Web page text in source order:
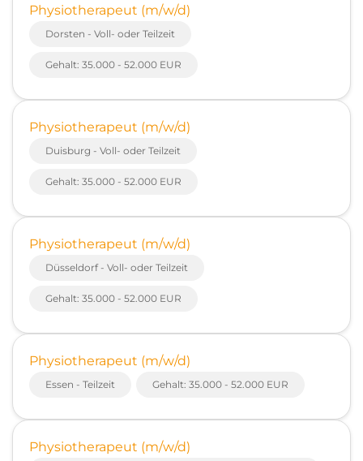
Physiotherapeut (m/w/d)
Dorsten - Voll- oder Teilzeit
Gehalt: 35.000 - 52.000 EUR
Physiotherapeut (m/w/d)
Duisburg - Voll- oder Teilzeit
Gehalt: 35.000 - 52.000 EUR
Physiotherapeut (m/w/d)
Düsseldorf - Voll- oder Teilzeit
Gehalt: 35.000 - 52.000 EUR
Physiotherapeut (m/w/d)
Essen - Teilzeit Gehalt: 35.000 - 52.000 EUR
Physiotherapeut (m/w/d)